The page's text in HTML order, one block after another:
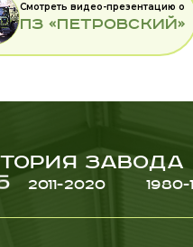
Смотреть видео-презентацию о
ПЗ «ПЕТРОВСКИЙ»
ЗАВОДА
2011-2020 1980-